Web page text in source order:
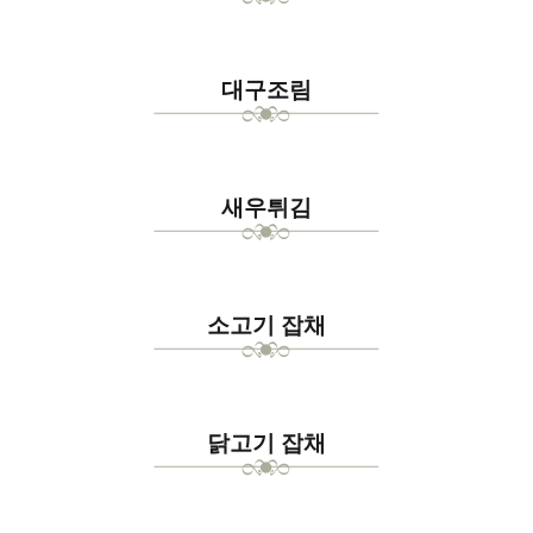
대구조림
새우튀김
소고기 잡채
닭고기 잡채